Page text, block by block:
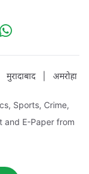
मुरादाबाद अमरोहा
Sports, Crime,
and E-Paper from